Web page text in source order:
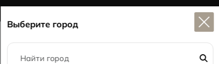
Выберите город